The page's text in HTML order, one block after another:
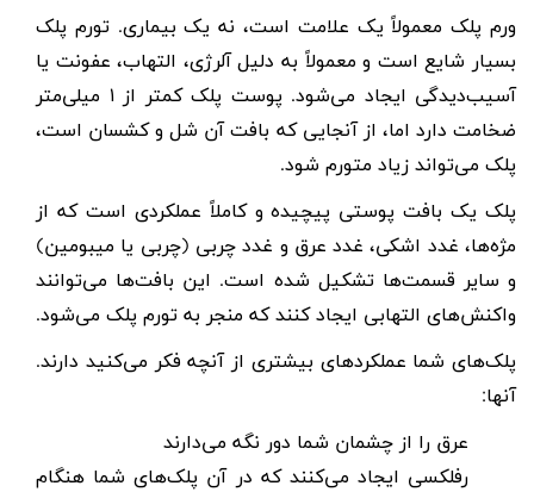
ورم پلکمعمولاً یک علامت است، نه یک بیماری. تورم پلک
بسیار شایع است و معمولاً به دلیل آلرژی، التهاب، عفونت یا
آسیب‌دیدگی ایجاد می‌شود. پوست پلک کمتر از۱ میلی‌متر
ضخامت دارد اما، از آنجایی که بافت آن شل و کشسان است،
پلک می‌تواند زیاد متورم شود.
پلک یک بافت پوستی پیچیده و کاملاً عملکردی است که از
مژه‌ها، غدد اشکی، غدد عرق و غدد چربی (چربی یا میبومین)
و سایر قسمت‌ها تشکیل شده است. این بافت‌ها می‌توانند
واکنش‌های التهابی ایجاد کنند که منجر به تورم پلک می‌شود.
پلک‌های شما عملکردهای بیشتری از آنچه فکر می‌کنید دارند.
آنها:
عرق را از چشمان شما دور نگه می‌دارند
رفلکسی ایجاد می‌کنند که در آن پلک‌های شما هنگام